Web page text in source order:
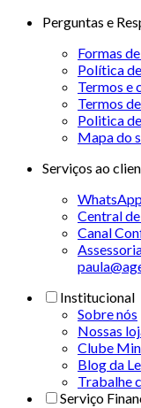
Perguntas e
Formas
Política
Termos e
Termos
Politica
Mapa do
Serviços ao
Central
Canal
Institucional
Sobre nós
Nossas
Clube
Blog da Le
Trabalhe
Serviço